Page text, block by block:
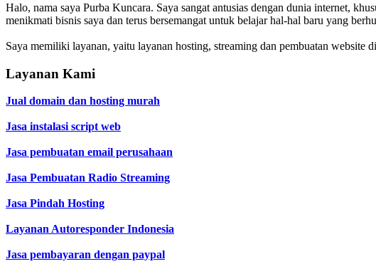
Halo, nama saya Purba Kuncara. Saya sangat antusias dengan dunia internet,
menikmati bisnis saya dan terus bersemangat untuk belajar hal-hal baru yang
Saya memiliki layanan, yaitu layanan hosting, streaming dan pembuatan website di
Layanan Kami
Jual domain dan hosting murah
Jasa instalasi script web
Jasa pembuatan email perusahaan
Jasa Pembuatan Radio Streaming
Jasa Pindah Hosting
Layanan Autoresponder Indonesia
Jasa pembayaran dengan paypal